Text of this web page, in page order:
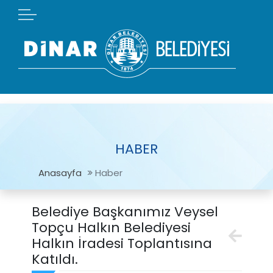
HABER
Anasayfa Haber
Belediye Başkanımız Veysel
Topçu Halkın Belediyesi
Halkın İradesi Toplantısına
Katıldı.